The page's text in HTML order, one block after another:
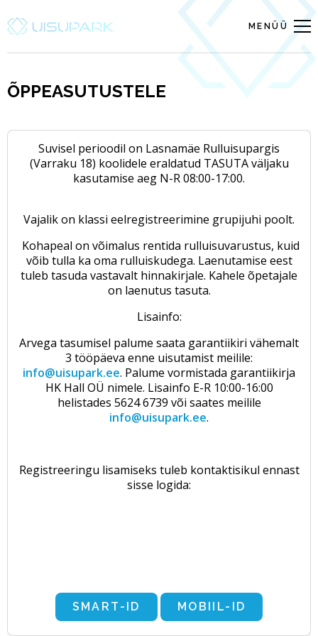
MENÜÜ
ÕPPEASUTUSTELE
Suvisel perioodil on Lasnamäe Rulluisupargis
(Varraku 18) koolidele eraldatud TASUTAväljaku
kasutamise aeg N-R 08:00-17:00.
Vajalik on klassi eelregistreerimine grupijuhi poolt.
Kohapeal on võimalus rentida rulluisuvarustus, kuid
võib tulla ka oma rulluiskudega. Laenutamise eest
tuleb tasuda vastavalt hinnakirjale. Kahele õpetajale
on laenutus tasuta.
Lisainfo:
Arvega tasumisel palume saata garantiikiri vähemalt
3 tööpäeva enne uisutamist meilile:
info@uisupark.ee. Palume vormistada garantiikirja
HK Hall OÜ nimele. Lisainfo E-R 10:00-16:00
helistades 5624 6739 või saates meilile
info@uisupark.ee.
Registreeringu lisamiseks tuleb kontaktisikul ennast
sisse logida: